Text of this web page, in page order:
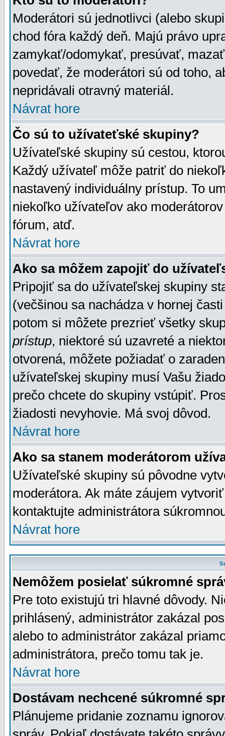
Moderátori sú jednotlivci (alebo
chod fóra každý deň. Majú právo
zamykať/odomykať, presúvať,
povedať, že moderátori sú od toho,
nepridávali otravný materiál.
Návrat hore
Čo sú to užívateťské skupiny?
Užívateľské skupiny sú cestou,
Každý užívateľ môže patriť do
nastavený individuálny prístup. To
niekoľko užívateľov ako
fórum, atď.
Návrat hore
Ako sa môžem zapojiť do
Pripojiť sa do užívateľskej skupiny
(večšinou sa nachádza v hornej
potom si môžete prezrieť všetky
prístup, niektoré sú uzavreté a
otvorená, môžete požiadať o
užívateľskej skupiny musí Vašu
prečo chcete do skupiny vstúpiť.
žiadosti nevyhovie. Má svoj dôvod.
Návrat hore
Ako sa stanem moderátorom
Užívateľské skupiny sú pôvodne
moderátora. Ak máte záujem
kontaktujte administrátora
Návrat hore
Nemôžem posielať súkromné
Pre toto existujú tri hlavné dôvody.
prihlásený, administrátor zakázal
alebo to administrátor zakázal
administrátora, prečo tomu tak je.
Návrat hore
Dostávam nechcené súkromné
Plánujeme pridanie zoznamu